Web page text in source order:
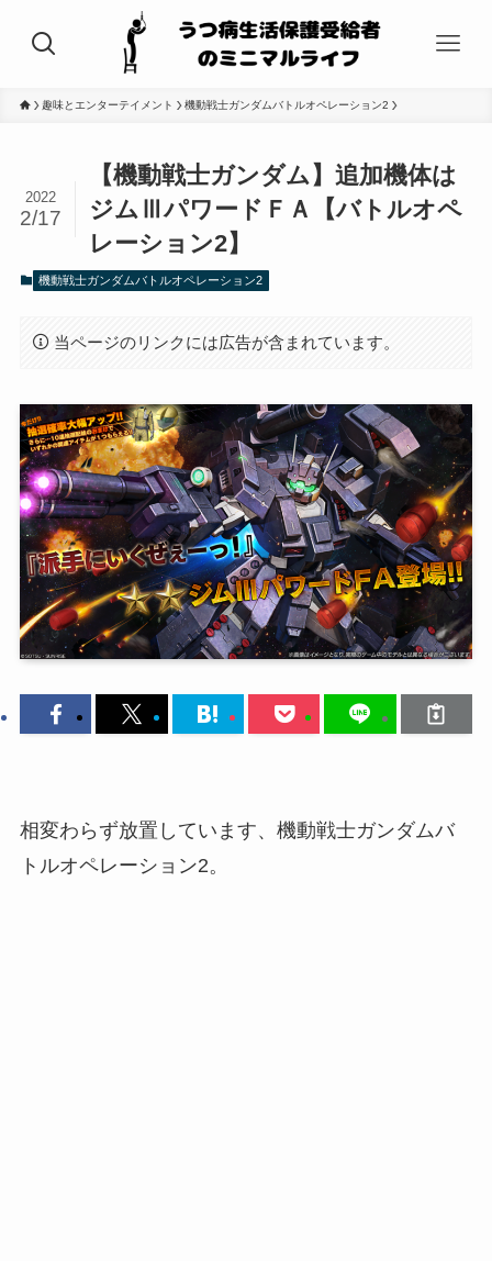
趣味とエンターテイメント 機動戦士ガンダムバトルオペレーション2
【機動戦士ガンダム】追加機体は
ジムⅢパワードＦＡ【バトルオペ
レーション2】
2022
2/17
機動戦士ガンダムバトルオペレーション2
当ページのリンクには広告が含まれています。
相変わらず放置しています、機動戦士ガンダムバ
トルオペレーション2。